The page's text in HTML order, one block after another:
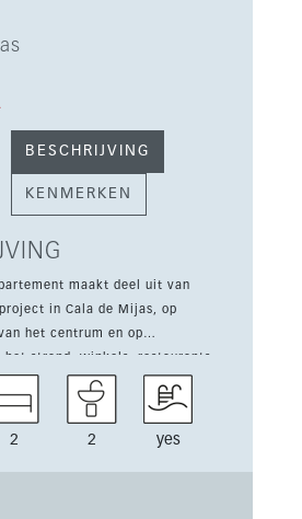
BESCHRIJVING
KENMERKEN
maakt deel uit van
in Cala de Mijas, op
het centrum en op
het strand, winkels, restaurants
2 badkamers en 85 m²
2 2 yes